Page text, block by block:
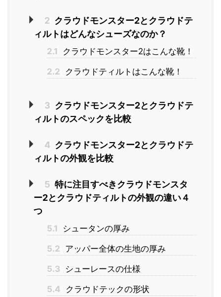
2 クラウドモンスター2とクラウドテ
ィルトはどんなシューズなのか？
2.1 クラウドモンスター2はこんな靴！
2.2 クラウドティルトはこんな靴！
3 クラウドモンスター2とクラウドテ
ィルトのスペックを比較
4 クラウドモンスター2とクラウドテ
ィルトの外観を比較
5 特に注目すべきクラウドモンスタ
ー2とクラウドティルトの外観の違い４
つ
5.1 シュータンの厚み
5.2 アッパー全体の生地の厚み
5.3 シューレースの仕様
5.4 クラウドテックの形状